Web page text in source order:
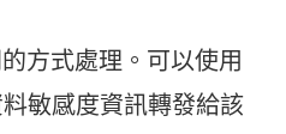
方式處理。可以使用
敏感度資訊轉發給該